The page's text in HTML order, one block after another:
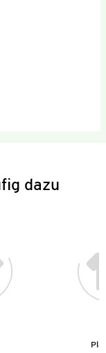
dazu